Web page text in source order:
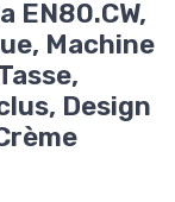
EN80.CW,
Machine
Design